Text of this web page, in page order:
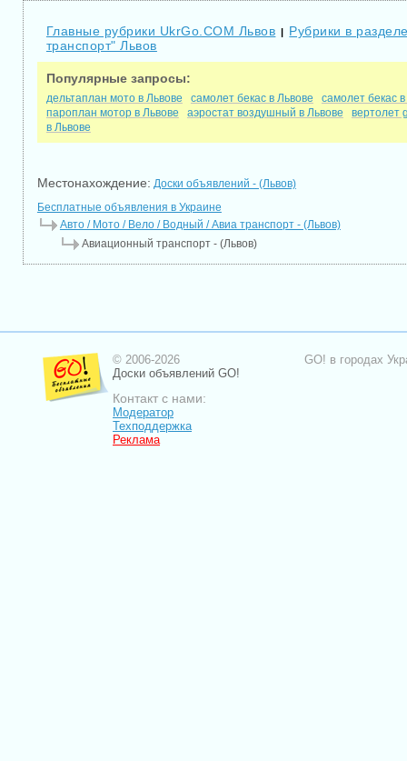
Главные рубрики UkrGo.COM Львов | Рубрики в
транспорт" Львов
Популярные запросы:
дельтаплан мото в Львове самолет бекас в Львове
самолет бекас
пароплан мотор в Львове
аэростат воздушный в Львове
вертолет
в Львове
Местонахождение: Доски объявлений - (Львов)
Бесплатные объявления в Украине
Авто / Мото / Вело / Водный / Авиа транспорт - (Львов)
Авиационный транспорт - (Львов)
© 2006-2026
Доски объявлений GO!
Контакт с нами:
Модератор
Техподдержка
Реклама
GO! в городах